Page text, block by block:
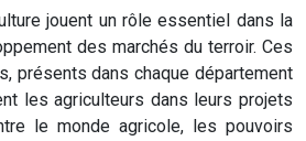
jouent un rôle essentiel dans la
des marchés du terroir. Ces
présents dans chaque département
les agriculteurs dans leurs projets
le monde agricole, les pouvoirs